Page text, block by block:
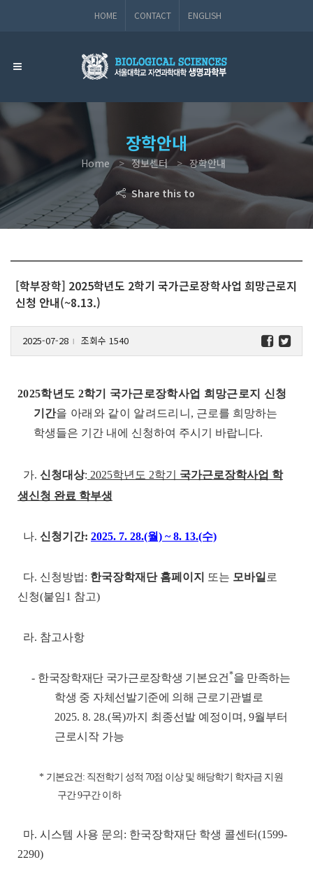
HOME CONTACT ENGLISH
장학안내
Home 정보센터 장학안내
Share this to
[학부장학] 2025학년도 2학기 국가근로장학사업 희망근로지
신청 안내(~8.13.)
2025-07-28 l 조회수 1540
2025학년도 2학기 국가근로장학사업 희망근로지 신청
기간을 아래와 같이 알려드리니 , 근로를 희망하는
학생들은 기간 내에 신청하여 주시기 바랍니다.
가. 신청대상: 2025학년도 2학기 국가근로장학사업 학
생신청 완료 학부생
나. 신청기간: 2025. 7. 28.(월) ~ 8. 13.(수)
다. 신청방법: 한국장학재단 홈페이지 또는 모바일 로
신청(붙임1 참고)
라. 참고사항
- 한국장학재단 국가근로장학생 기본요건 *을 만족하는
학생 중 자체선발기준에 의해 근로기관별로
2025. 8. 28.(목)까지 최종선발 예정이며, 9월부터
근로시작 가능
* 기본요건: 직전학기 성적 70점 이상 및 해당학기 학자금 지원
구간 9구간 이하
마. 시스템 사용 문의: 한국장학재단 학생 콜센터(1599-
2290)